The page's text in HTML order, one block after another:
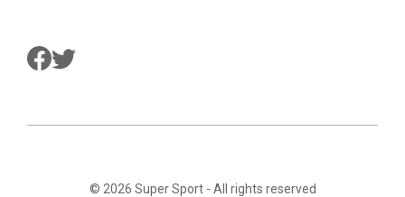
© 2026 Super Sport- All rights reserved